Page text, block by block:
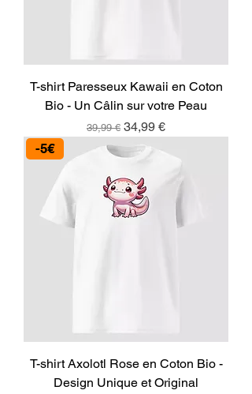
T-shirt Paresseux Kawaii en Coton
Bio - Un Câlin sur votre Peau
Prix original
39,99 € Prix promotionnel
34,99 €
-5€
T-shirt Axolotl Rose en Coton Bio -
Design Unique et Original